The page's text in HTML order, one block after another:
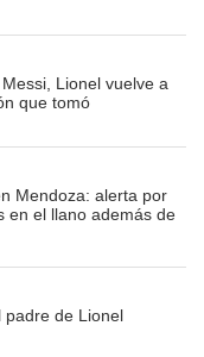
Lionel vuelve a
que tomó
Mendoza: alerta por
en el llano además de
padre de Lionel